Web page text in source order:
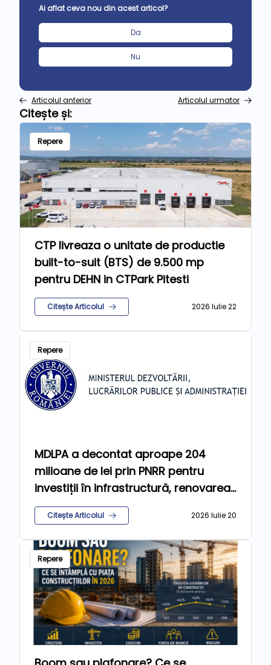
Ai aflat ceva nou din acest articol?
Da
Nu
Articolul anterior Articolul urmator
Citește și:
Repere
CTP livreaza o unitate de productie
built-to-suit (BTS) de 9.500 mp
pentru DEHN in CTPark Pitesti
Citește Articolul 2026 Iulie 22
Repere
MDLPA a decontat aproape 204
milioane de lei prin PNRR pentru
investiții în infrastructură, renovarea
clădirilor și educație
Citește Articolul 2026 Iulie 20
Repere